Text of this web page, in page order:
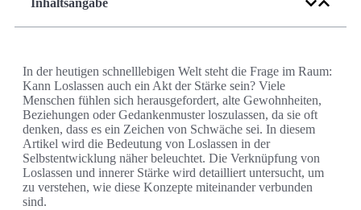
Inhaltsangabe
In der heutigen schnelllebigen Welt steht die Frage im Raum:
Kann Loslassen auch ein Akt der Stärke sein? Viele
Menschen fühlen sich herausgefordert, alte Gewohnheiten,
Beziehungen oder Gedankenmuster loszulassen, da sie oft
denken, dass es ein Zeichen von Schwäche sei. In diesem
Artikel wird die Bedeutung von Loslassen in der
Selbstentwicklung näher beleuchtet. Die Verknüpfung von
Loslassen und innerer Stärke wird detailliert untersucht, um
zu verstehen, wie diese Konzepte miteinander verbunden
sind.